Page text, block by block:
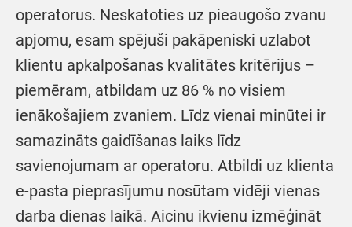
operatorus. Neskatoties uz pieaugošo zvanu
apjomu, esam spējuši pakāpeniski uzlabot
klientu apkalpošanas kvalitātes kritērijus –
piemēram, atbildam uz 86 % no visiem
ienākošajiem zvaniem. Līdz vienai minūtei ir
samazināts gaidīšanas laiks līdz
savienojumam ar operatoru. Atbildi uz klienta
e-pasta pieprasījumu nosūtam vidēji vienas
darba dienas laikā. Aicinu ikvienu izmēģināt